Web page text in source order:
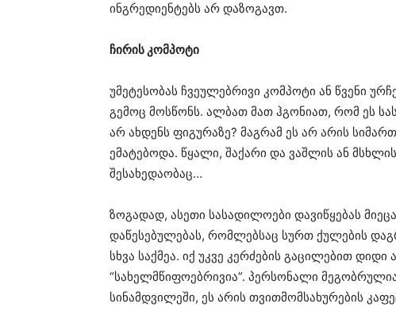
ინგრედიენტებს არ დაზოგავთ.
ჩირის კომპოტი
უმეტესობას ჩვეულებრივი კომპოტი ან წვენი
გემოც მოსწონს. ალბათ მათ ჰგონიათ, რომ ეს
არ ახდენს ფიგურაზე? მაგრამ ეს არ არის
ემატებოდა. წყალი, შაქარი და ვაშლის ან
შესახედაობაც…
ზოგადად, ასეთი სასადილოები დავიწყებას
დაწესებულებას, რომლებსაც სურთ ქულების
სხვა საქმეა. იქ უკვე კერძების გაცილებით
“სახელმწიფოებრივია”. პერსონალი
სინამდვილეში, ეს არის თვითმომსახურების